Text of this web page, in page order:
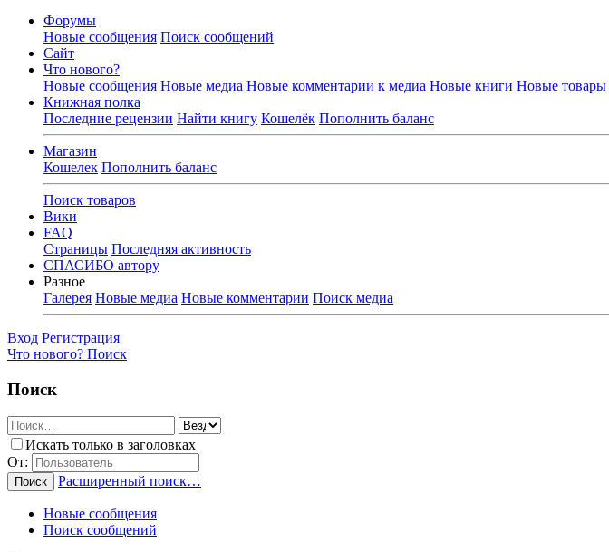
Форумы
Новые сообщения Поиск сообщений
Сайт
Что нового?
Новые сообщения Новые медиа Новые комментарии к медиа Новые книги Новые товары
Книжная полка
Последние рецензии Найти книгу Кошелёк Пополнить баланс
Магазин
Кошелек Пополнить баланс
Поиск товаров
Вики
FAQ
Страницы Последняя активность
СПАСИБО автору
Разное
Галерея Новые медиа Новые комментарии Поиск медиа
Вход Регистрация
Что нового? Поиск
Поиск
Искать только в заголовках
От:
Поиск Расширенный поиск…
Новые сообщения
Поиск сообщений